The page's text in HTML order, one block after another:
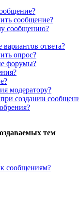
сообщение?
сообщению?
ответа?
опрос?
форумы?
модератору?
создании
тем
сообщениям?